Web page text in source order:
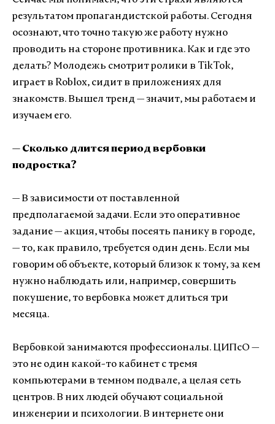
результатом пропагандистской работы. Сегодня
осознают, что точно такую же работу нужно
проводить на стороне противника. Как и где это
делать? Молодежь смотрит ролики в TikTok,
играет в Roblox, сидит в приложениях для
знакомств. Вышел тренд — значит, мы работаем и
изучаем его.
— Сколько длится период вербовки
подростка?
— В зависимости от поставленной
предполагаемой задачи. Если это оперативное
задание — акция, чтобы посеять панику в городе,
— то, как правило, требуется один день. Если мы
говорим об объекте, который близок к тому, за кем
нужно наблюдать или, например, совершить
покушение, то вербовка может длиться три
месяца.
Вербовкой занимаются профессионалы. ЦИПсО —
это не один какой-то кабинет с тремя
компьютерами в темном подвале, а целая сеть
центров. В них людей обучают социальной
инженерии и психологии. В интернете они